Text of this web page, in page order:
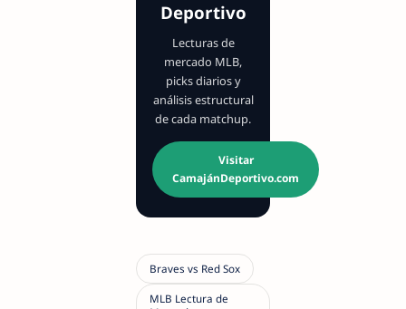
Deportivo
Lecturas de
mercado MLB,
picks diarios y
análisis estructural
de cada matchup.
Visitar
CamajánDeportivo.com